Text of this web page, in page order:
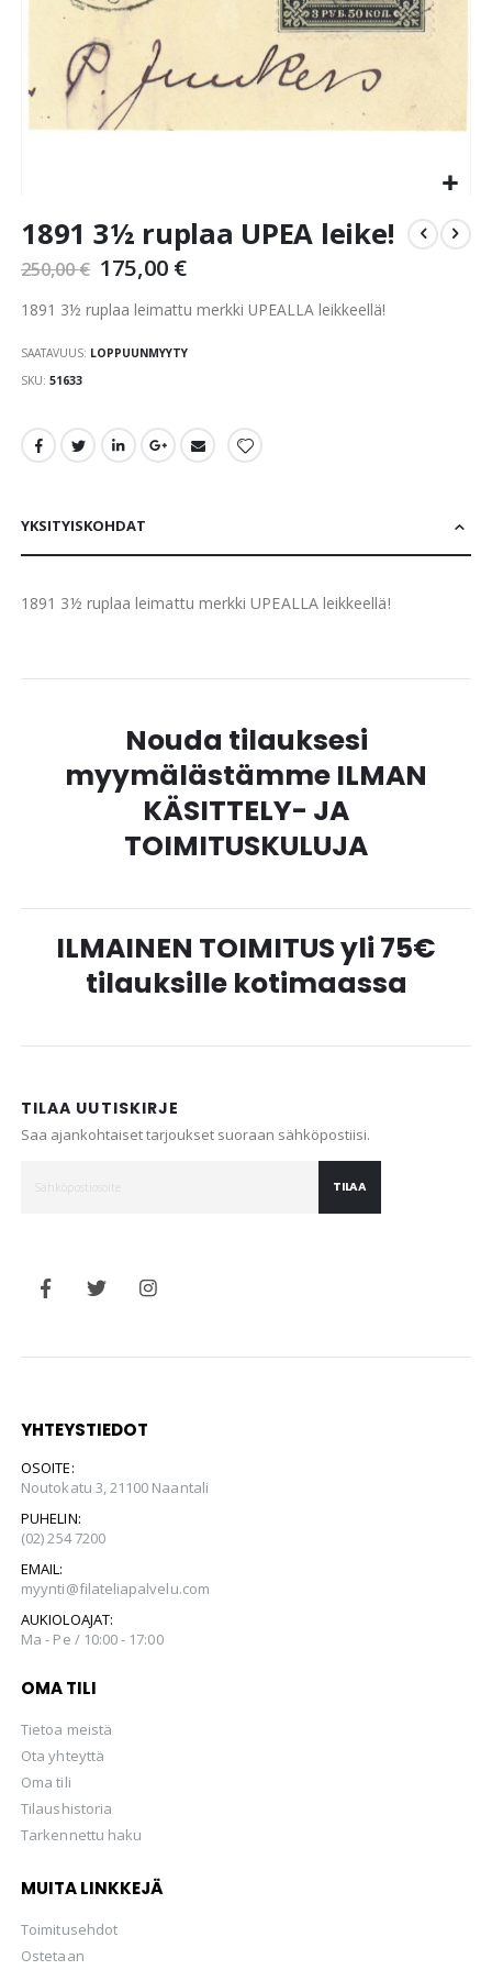
to
beginning
the
images
1891 3½ ruplaa UPEA leike!
250,00 € 175,00 €
1891 3½ ruplaa leimattu merkki UPEALLA leikkeellä!
SAATAVUUS: LOPPUUNMYYTY
SKU 51633
YKSITYISKOHDAT
1891 3½ ruplaa leimattu merkki UPEALLA leikkeellä!
Nouda tilauksesi
myymälästämme ILMAN
KÄSITTELY- JA
TOIMITUSKULUJA
ILMAINEN TOIMITUS yli 75€
tilauksille kotimaassa
TILAA UUTISKIRJE
Saa ajankohtaiset tarjoukset suoraan sähköpostiisi.
TILAA
YHTEYSTIEDOT
OSOITE:
Noutokatu 3, 21100 Naantali
PUHELIN:
(02) 254 7200
EMAIL:
myynti@filateliapalvelu.com
AUKIOLOAJAT:
Ma - Pe / 10:00 - 17:00
OMA TILI
Tietoa meistä
Ota yhteyttä
Oma tili
Tilaushistoria
Tarkennettu haku
MUITA LINKKEJÄ
Toimitusehdot
Ostetaan